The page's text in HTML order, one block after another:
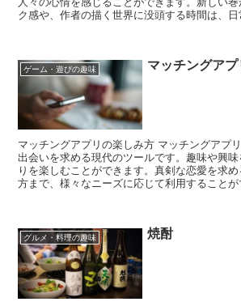
ク感や、作者の描く世界に没頭する時間は、日
ゲーム・遊びの趣味 マッチングアプ
マッチングアプリの楽しみ方 マッチングアプ
出会いを求める現代のツールです。趣味や興
りを楽しむことができます。真剣な恋愛を求
方まで、様々なニーズに応じて利用すること
グルメ・料理の趣味 焼酎